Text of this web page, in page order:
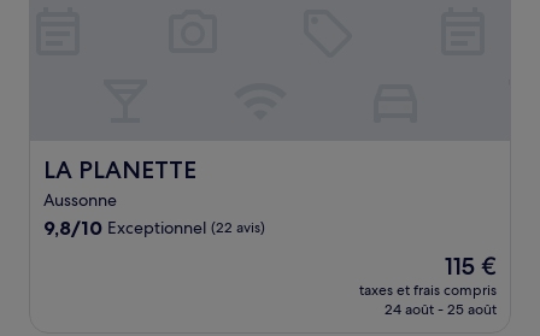
LA PLANETTE
LA PLANETTE
Aussonne
9.8
9,8/10 Exceptionnel (22 avis)
Le
nouveau
prix
115 €
taxes et frais compris
24 août - 25 août